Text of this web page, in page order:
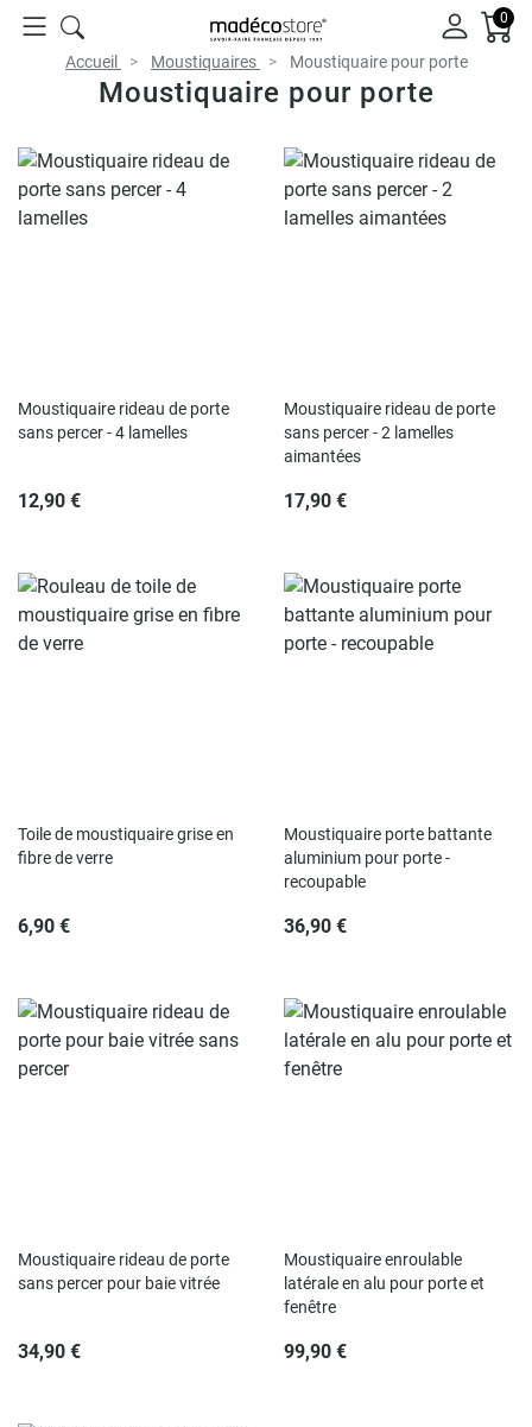
0
Accueil Moustiquaires Moustiquaire pour porte
Moustiquaire pour porte
Moustiquaire rideau de porte
sans percer - 4 lamelles
12,90 €
Moustiquaire rideau de porte
sans percer - 2 lamelles
aimantées
17,90 €
Toile de moustiquaire grise en
fibre de verre
6,90 €
Moustiquaire porte battante
aluminium pour porte -
recoupable
36,90 €
Moustiquaire rideau de porte
sans percer pour baie vitrée
34,90 €
Moustiquaire enroulable
latérale en alu pour porte et
fenêtre
99,90 €